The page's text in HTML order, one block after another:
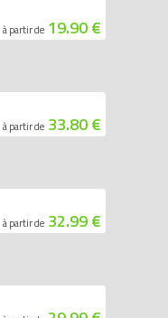
à partir de 19.90 €
à partir de 33.80 €
à partir de 32.99 €